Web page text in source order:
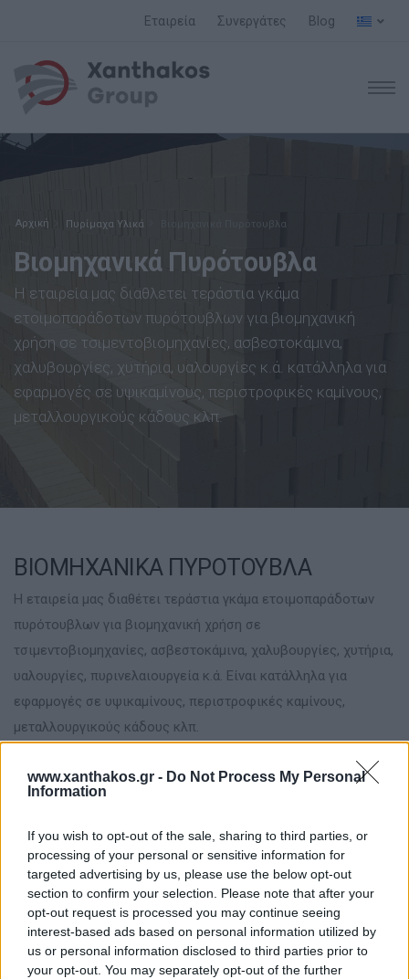
www.xanthakos.gr - Do Not Process My Personal
Information
If you wish to opt-out of the sale, sharing to third parties, or
processing of your personal or sensitive information for
targeted advertising by us, please use the below opt-out
section to confirm your selection. Please note that after your
opt-out request is processed you may continue seeing
interest-based ads based on personal information utilized by
us or personal information disclosed to third parties prior to
your opt-out. You may separately opt-out of the further
Εταιρεία Συνεργάτες Blog
Αρχική Πυρίμαχα Υλικά Βιομηχανικά Πυρότουβλα
Βιομηχανικά Πυρότουβλα
Η εταιρεία μας διαθλετει τεράστια γκάμα
ετοιμοπαράδοτων πυρότουβλων για βιομηχανική
χρήση σε τσιμεντοβιομηχανίες, ασβεστοκάμινα,
χαλυβουργίες, χυτήρια, υαλουργίες κ.ά. κατάλληλα για
εφαρμογές σε υψικαμίνους, περιστροφικές καμίνους,
μεταλλουργικούς κάδους κλπ.
ΒΙΟΜΗΧΑΝΙΚΑ ΠΥΡΟΤΟΥΒΛΑ
Η εταιρεία μας διαθέτει τεράστια γκάμα ετοιμοπαράδοτων
πυρότουβλων για βιομηχανική χρήση σε
τσιμεντοβιομηχανίες, ασβεστοκάμινα, χαλυβουργίες, χυτήρια,
υαλουργίες, πυρινελαιουργεία κ.ά. Είναι κατάλληλα για
εφαρμογές σε υψικαμίνους, περιστροφικές καμίνους,
μεταλλουργικούς κάδους κλπ.
Διαθέτουμε πυρότουβλα:
μαγνησιακά
σπινελικά
χρωμο-μαγνησιακά
αλουμινούχα - Υψηλής περιεκτικότητας σε Αλούμινα
60%, 70% και 80%.
σε όλες τις φόρμες και διαστάσεις.